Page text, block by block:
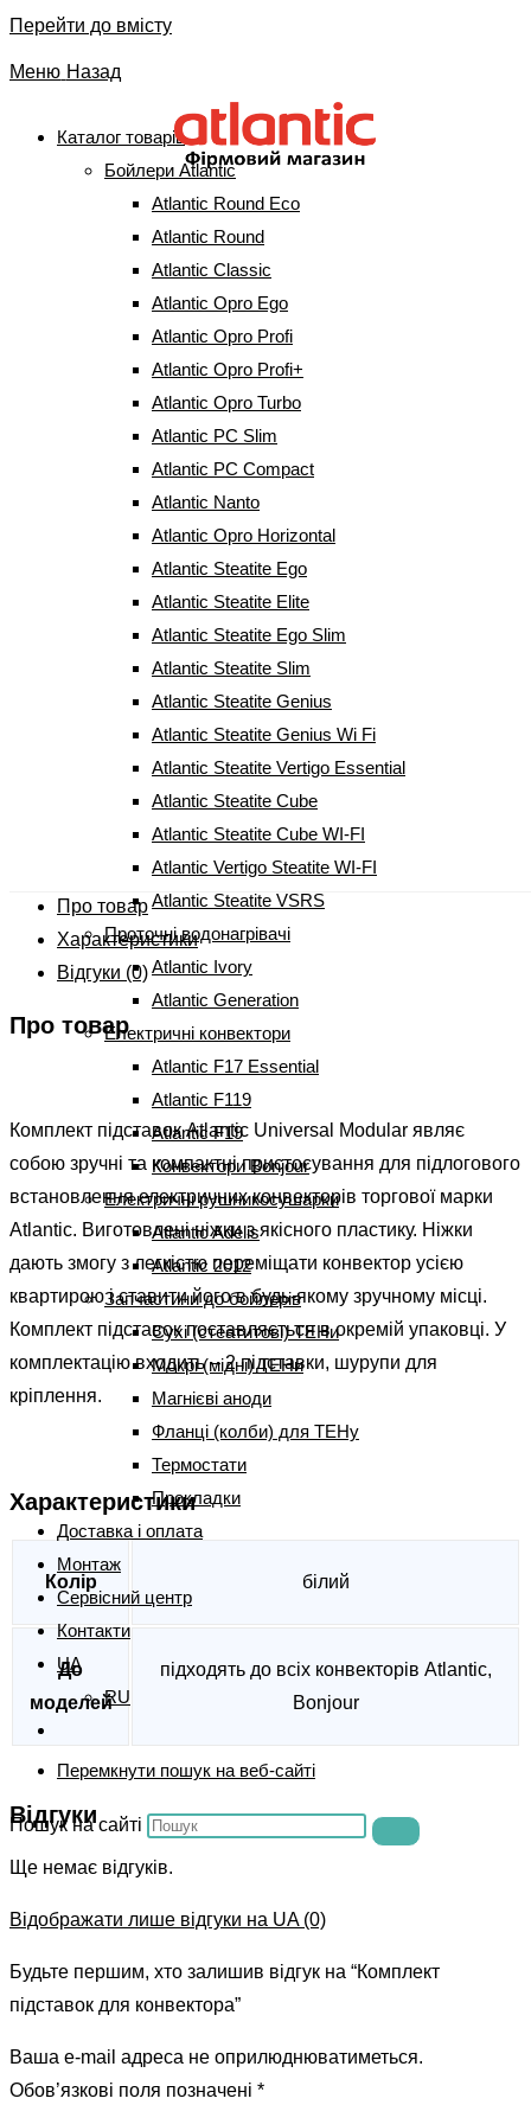
Перейти до вмісту
Меню Назад
Каталог товарів
Бойлери Atlantic
Atlantic Round Eco
Atlantic Round
Atlantic Classic
Atlantic Opro Ego
Atlantic Opro Profi
Atlantic Opro Profi+
Atlantic Opro Turbo
Atlantic PC Slim
Atlantic PC Compact
Atlantic Nanto
Atlantic Opro Horizontal
Atlantic Steatite Ego
Atlantic Steatite Elite
Atlantic Steatite Ego Slim
Atlantic Steatite Slim
Atlantic Steatite Genius
Atlantic Steatite Genius Wi Fi
Atlantic Steatite Vertigo Essential
Atlantic Steatite Cube
Atlantic Steatite Cube WI-FI
Atlantic Vertigo Steatite WI-FI
Atlantic Steatite VSRS
Проточні водонагрівачі
Atlantic Ivory
Atlantic Generation
Електричні конвектори
Atlantic F17 Essential
Atlantic F119
Atlantic F19
Конвектори Bonjour
Електричні рушникосушарки
Atlantic Adelis
Atlantic 2012
Запчастини до бойлерів
Сухі (стеатитові) ТЕНи
Мокрі (мідні) ТЕНи
Магнієві аноди
Фланці (колби) для ТЕНу
Термостати
Прокладки
Доставка і оплата
Монтаж
Сервісний центр
Контакти
UA
RU
Перемкнути пошук на веб-сайті
Пошук на сайті
Комплект підставок для
конвектора
Електричні конвектори⇒Комплект підставок для
Комплект підставок для
конвектора
грн Оригінальна
ціна: 600 грн.400
Поточна ціна: 400 грн.
Комплект підставок для конвектора кількість
+
Про товар
Характеристики
Відгуки (0)
Про товар
Комплект підставок Atlantic Universal Modular являє
собою зручні та компактні пристосування для підлогового
встановлення електричних конвекторів торгової марки
Atlantic. Виготовлені ніжки з якісного пластику. Ніжки
дають змогу з легкістю переміщати конвектор усією
квартирою і ставити його в будь-якому зручному місці.
Комплект підставок поставляється в окремій упаковці. У
комплектацію входить – 2 підставки, шурупи для
кріплення.
Характеристики
Колір білий
До
моделей
підходять до всіх конвекторів Atlantic,
Bonjour
Відгуки
Ще немає відгуків.
Відображати лише відгуки на UA (0)
Будьте першим, хто залишив відгук на “Комплект
підставок для конвектора”
Ваша e-mail адреса не оприлюднюватиметься.
Обов’язкові поля позначені *